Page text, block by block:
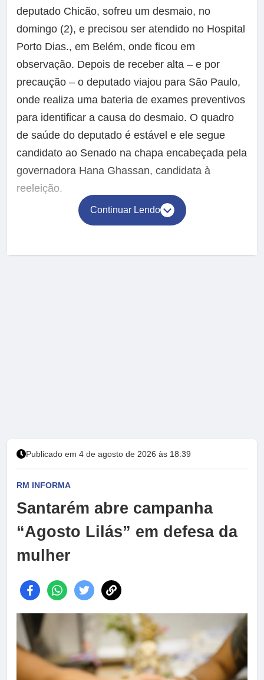
deputado Chicão, sofreu um desmaio, no
domingo (2), e precisou ser atendido no Hospital
Porto Dias., em Belém, onde ficou em
observação. Depois de receber alta – e por
precaução – o deputado viajou para São Paulo,
onde realiza uma bateria de exames preventivos
para identificar a causa do desmaio. O quadro
de saúde do deputado é estável e ele segue
candidato ao Senado na chapa encabeçada pela
governadora Hana Ghassan, candidata à
reeleição.
Continuar Lendo
Publicado em 4 de agosto de 2026 às 18:39
RM INFORMA
Santarém abre campanha
“Agosto Lilás” em defesa da
mulher